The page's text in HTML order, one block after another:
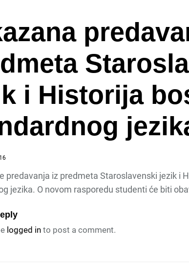
i Historija
predavanja iz predmeta Staroslavenski jezik i
jezika. O novom rasporedu studenti će biti
logged in to post a comment.